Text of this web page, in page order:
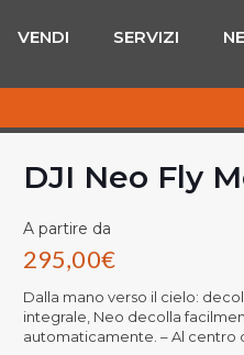
VENDI SERVIZI
DJI Neo Fly
A partire da
295,00€
Dalla mano verso il cielo:
integrale, Neo decolla
automaticamente. – Al centro